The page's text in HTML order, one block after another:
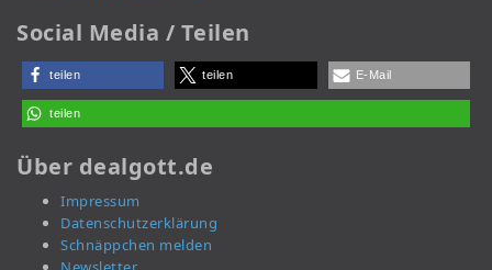
Social Media / Teilen
teilen teilen E-Mail
teilen
Über dealgott.de
Impressum
Datenschutzerklärung
Schnäppchen melden